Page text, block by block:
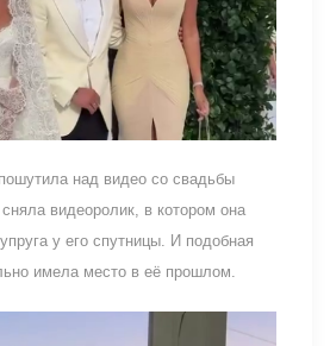
над видео со свадьбы
видеоролик, в котором она
у его спутницы. И подобная
имела место в её прошлом.